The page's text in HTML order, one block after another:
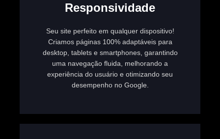
Responsividade
Seu site perfeito em qualquer dispositivo!
Criamos páginas 100% adaptáveis para
desktop, tablets e smartphones, garantindo
uma navegação fluida, melhorando a
experiência do usuário e otimizando seu
desempenho no Google.